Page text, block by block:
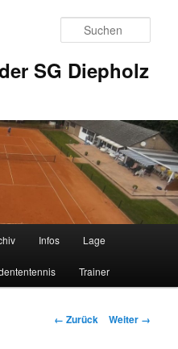
SG Diepholz
Infos Lage
Trainer
Bilder-
← Zurück Weiter →